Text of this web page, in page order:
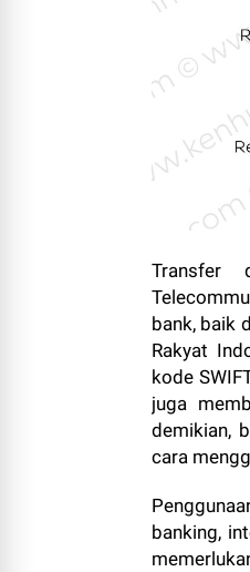
Transfer
bank, baik
Rakyat
kode
juga
demikian,
cara
banking,